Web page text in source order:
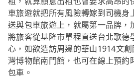
車旅遊就把所有風險轉嫁到司機
送與包車旅遊上，就屬第一品牌，
將旅客從基隆市單程直送台北歌
心，如欲造訪周邊的華山1914文
灣博物館南門館，也可在線上預約
包車。